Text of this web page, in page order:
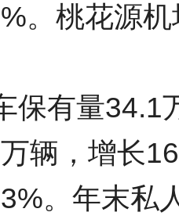
。桃花源
保有量34.1
辆，增长
。年末私